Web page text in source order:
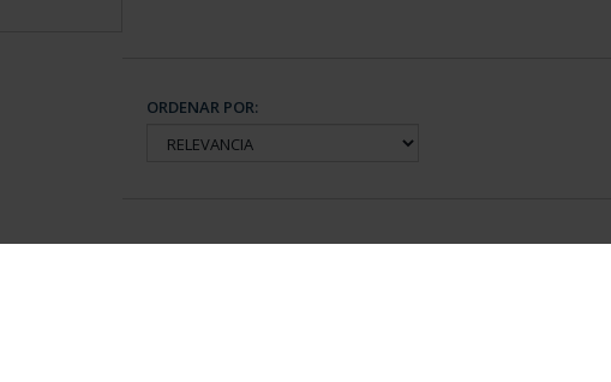
ORDENAR POR: